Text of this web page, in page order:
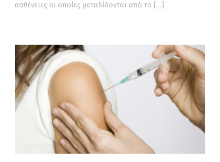
ασθένειες οι οποίες μεταδίδονται από το […]